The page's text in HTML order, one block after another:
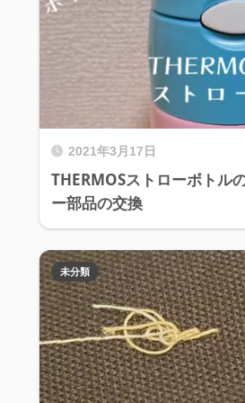
2021年3月17日
THERMOSストローボトル
ー部品の交換
未分類